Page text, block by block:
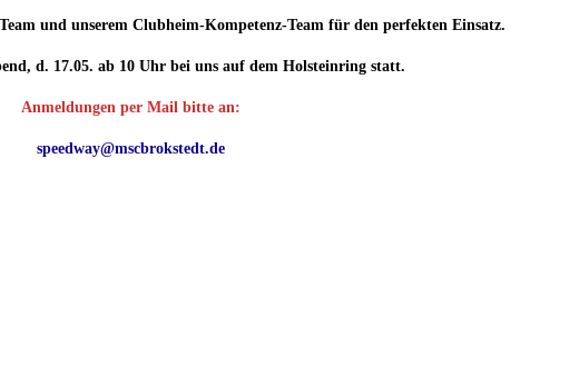
und unserem Clubheim-Kompetenz-Team für den perfekten Einsatz.
d. 17.05. ab 10 Uhr bei uns auf dem Holsteinring statt.
Anmeldungen per Mail bitte an:
speedway@mscbrokstedt.de